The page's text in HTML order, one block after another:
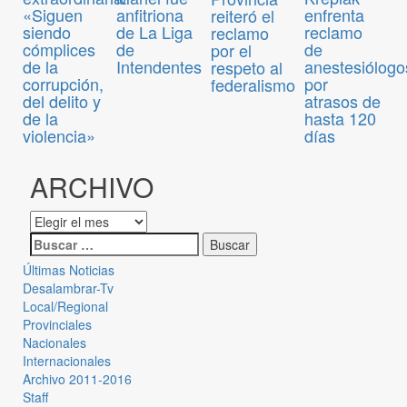
«Siguen
siendo
cómplices
de la
corrupción,
del delito y
de la
violencia»
anfitriona
de La Liga
de
Intendentes
reiteró el
reclamo
por el
respeto al
federalismo
enfrenta
reclamo
de
por
atrasos de
hasta 120
días
ARCHIVO
Últimas Noticias
Desalambrar-Tv
Local/Regional
Provinciales
Nacionales
Internacionales
Archivo 2011-2016
Staff